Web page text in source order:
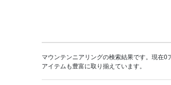
マウンテンニアリングの検索結果です。現在
アイテムも豊富に取り揃えています。